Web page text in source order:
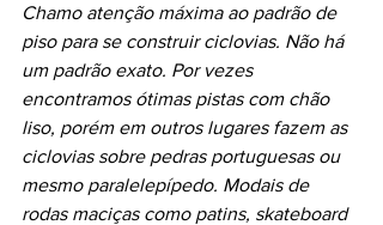
Chamo atenção máxima ao padrão de
piso para se construir ciclovias. Não há
um padrão exato. Por vezes
encontramos ótimas pistas com chão
liso, porém em outros lugares fazem as
ciclovias sobre pedras portuguesas ou
mesmo paralelepípedo. Modais de
rodas maciças como patins, skateboard